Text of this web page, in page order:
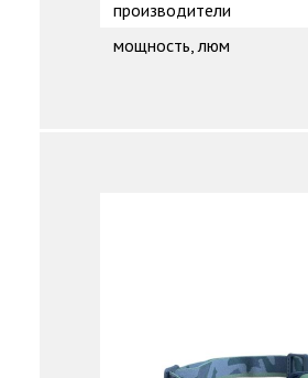
производители
мощность, люм